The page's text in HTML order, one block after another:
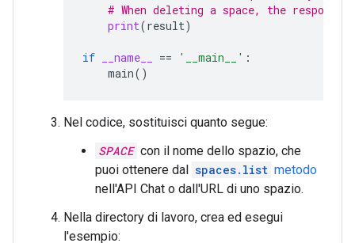
# When deleting a space, the response
print(result)
if __name__ == '__main__' :
main()
Nel codice, sostituisci quanto segue:
SPACE con il nome dello spazio, che
puoi ottenere dal spaces.list metodo
nell'API Chat o dall'URL di uno spazio.
Nella directory di lavoro, crea ed esegui
l'esempio: